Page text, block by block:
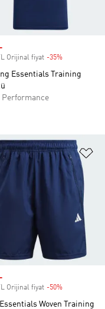
Orijinal fiyat -35%
Essentials Training
Performance
Ekle
Orijinal fiyat -50%
Essentials Woven Training